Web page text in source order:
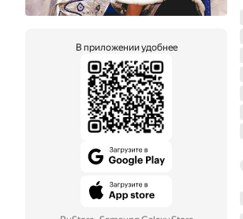
В приложении удобнее